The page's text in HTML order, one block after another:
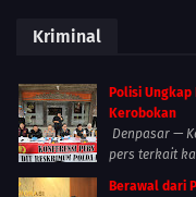
Kriminal
Polisi
Kerobokan
Denpasar —
pers terkait
Berawal dari